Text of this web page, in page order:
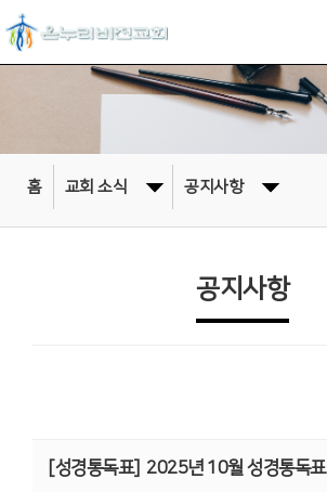
홈 교회 소식 공지사항
공지사항
[성경통독표] 2025년 10월 성경통독표